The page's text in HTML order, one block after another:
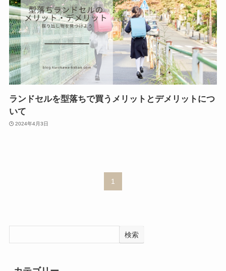
ランドセルを型落ちで買うメリットとデメリットにつ
いて
2024年4月3日
1
検索